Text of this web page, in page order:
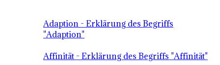
Adaption - Erklärung des Begriffs
"Adaption"
Affinität - Erklärung des Begriffs "Affinität"